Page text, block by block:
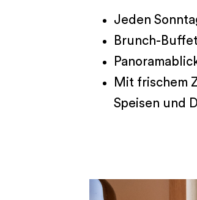
Jeden
Brunch-
Mit frischem
Speisen und